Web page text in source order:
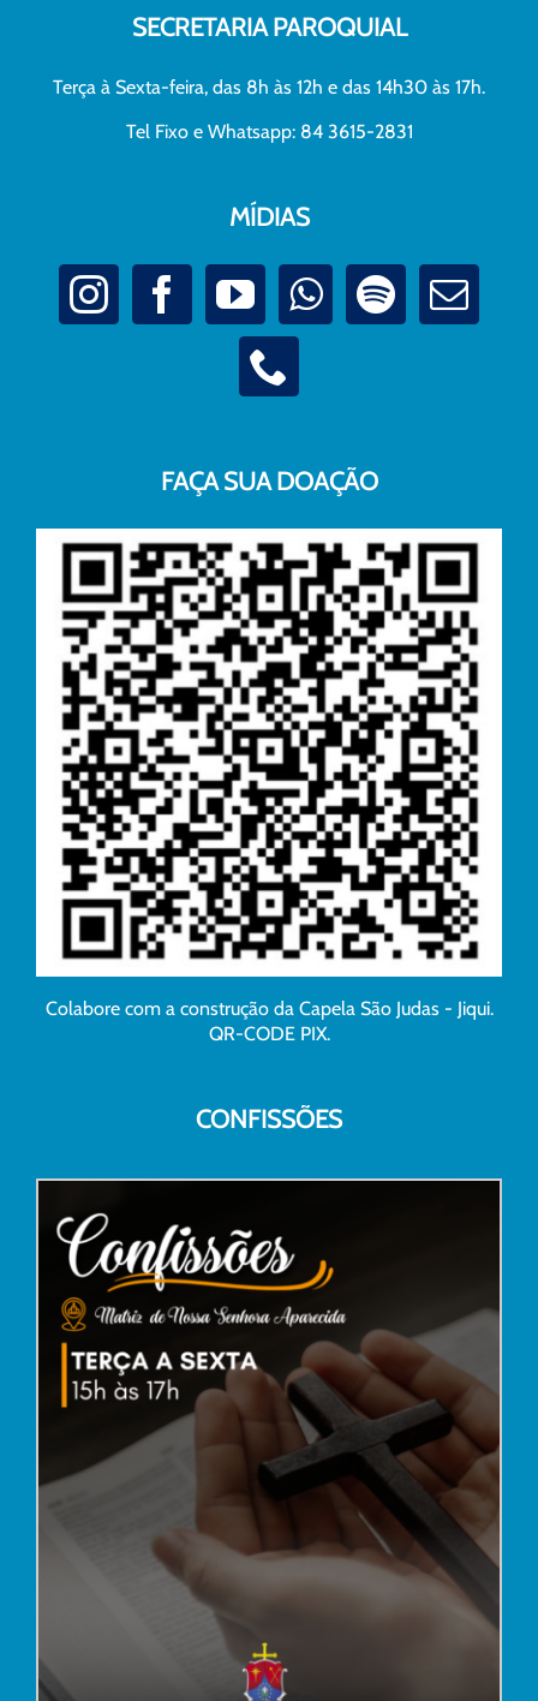
SECRETARIA PAROQUIAL
Terça à Sexta-feira, das 8h às 12h e das 14h30 às 17h.
Tel Fixo e Whatsapp: 84 3615-2831
MÍDIAS
FAÇA SUA DOAÇÃO
Colabore com a construção da Capela São Judas - Jiqui.
QR-CODE PIX.
CONFISSÕES